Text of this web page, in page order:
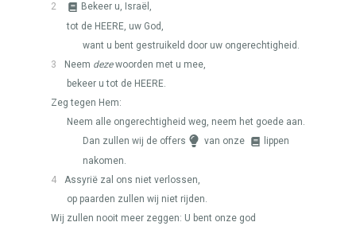
2
Bekeer u, Israël,
tot de HEERE, uw God,
want u bent gestruikeld door uw ongerechtigheid.
3
Neem dezewoorden met u mee,
bekeer u tot de HEERE.
Zeg tegen Hem:
Neem alle ongerechtigheid weg, neem het goede aan.
Dan zullen wij de offers
van onze
lippen
nakomen.
4
Assyrië zal ons niet verlossen,
op paarden zullen wij niet rijden.
Wij zullen nooit meer zeggen: U bent onze god